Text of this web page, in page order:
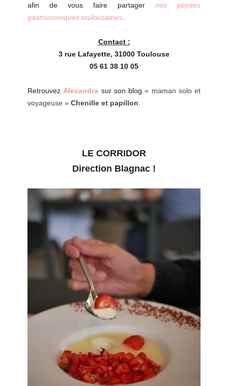
afin de vous faire partager nos pépites
gastronomiques toulousaines.
Contact :
3 rue Lafayette, 31000 Toulouse
05 61 38 10 05
RetrouvezAlexandra sur son blog« maman solo et
voyageuse » Chenille et papillon.
LE CORRIDOR
Direction Blagnac !